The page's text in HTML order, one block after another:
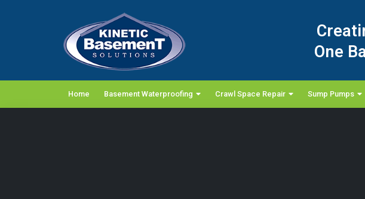
One
Home Basement Waterproofing Crawl Space Repair Sump Pumps